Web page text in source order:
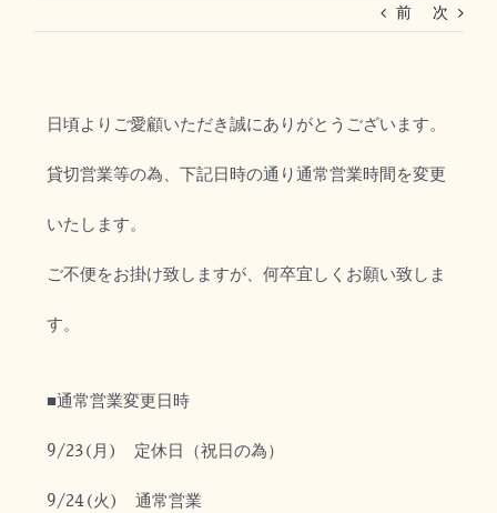
法人ご利用(マリーグラン赤坂)
前 次
日頃よりご愛顧いただき誠にありがとうございます。
貸切営業等の為、下記日時の通り通常営業時間を変更
いたします。
ご不便をお掛け致しますが、何卒宜しくお願い致しま
す。
■通常営業変更日時
9/23(月) 定休日（祝日の為）
9/24(火) 通常営業